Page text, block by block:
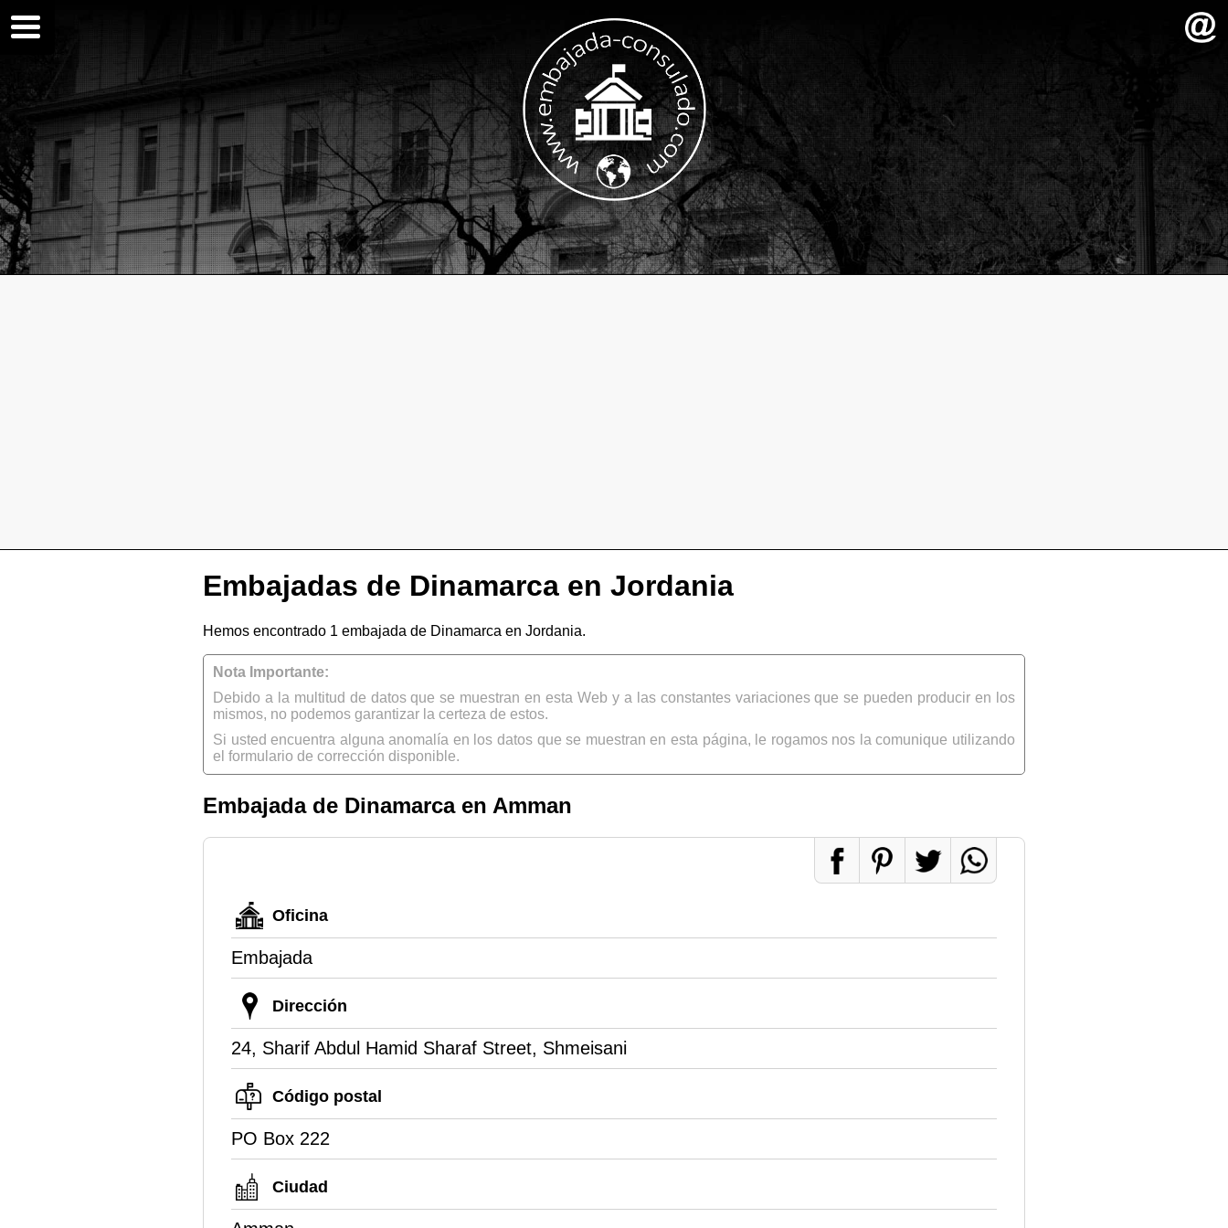
Embajadas de Dinamarca en Jordania
Hemos encontrado 1 embajada de Dinamarca en Jordania.
Nota Importante:
Debido a la multitud de datos que se muestran en esta Web y a las constantes variaciones que se pueden producir en los
mismos, no podemos garantizar la certeza de estos.
Si usted encuentra alguna anomalía en los datos que se muestran en esta página, le rogamos nos la comunique utilizando
el formulario de corrección disponible.
Embajada de Dinamarca en Amman
Oficina
Embajada
Dirección
24, Sharif Abdul Hamid Sharaf Street, Shmeisani
Código postal
PO Box 222
Ciudad